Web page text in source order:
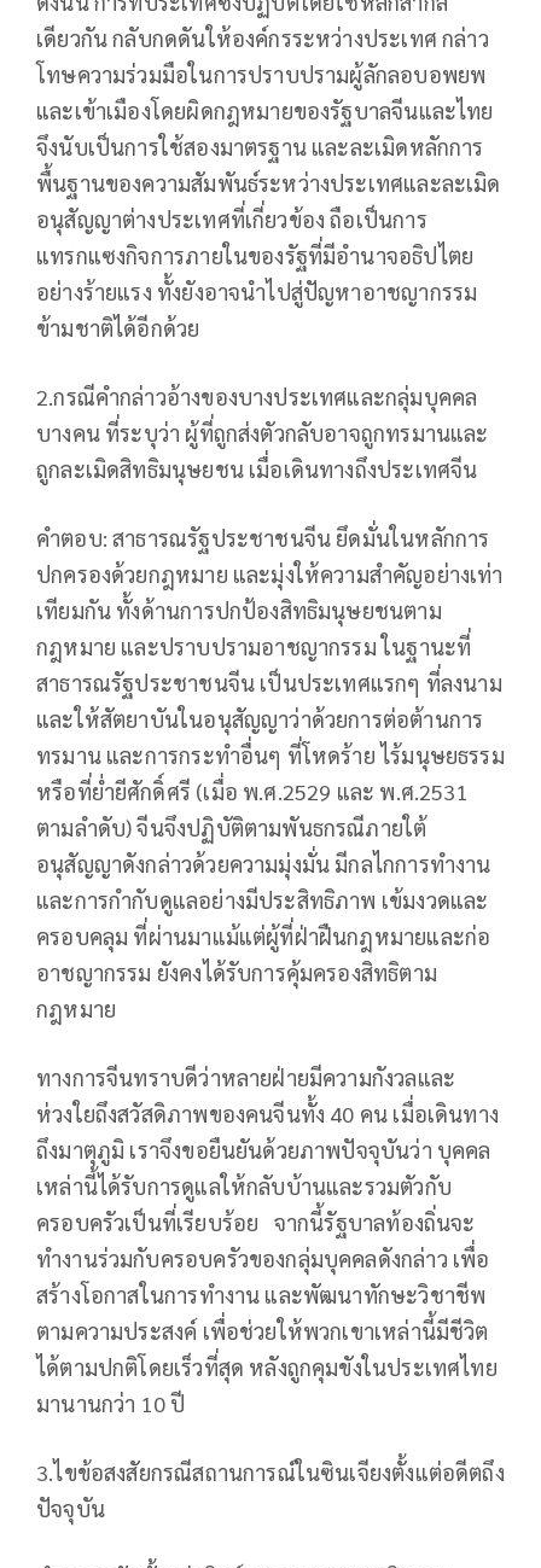
เดียวกัน กลับกดดันให้องค์กรระหว่างประเทศ กล่าว
โทษความร่วมมือในการปราบปรามผู้ลักลอบอพยพ
และเข้าเมืองโดยผิดกฎหมายของรัฐบาลจีนและไทย
จึงนับเป็นการใช้สองมาตรฐาน และละเมิดหลักการ
พื้นฐานของความสัมพันธ์ระหว่างประเทศและละเมิด
อนุสัญญาต่างประเทศที่เกี่ยวข้อง ถือเป็นการ
แทรกแซงกิจการภายในของรัฐที่มีอำนาจอธิปไตย
อย่างร้ายแรง ทั้งยังอาจนำไปสู่ปัญหาอาชญากรรม
ข้ามชาติได้อีกด้วย
2.กรณีคำกล่าวอ้างของบางประเทศและกลุ่มบุคคล
บางคน ที่ระบุว่า ผู้ที่ถูกส่งตัวกลับอาจถูกทรมานและ
ถูกละเมิดสิทธิมนุษยชน เมื่อเดินทางถึงประเทศจีน
คำตอบ: สาธารณรัฐประชาชนจีน ยึดมั่นในหลักการ
ปกครองด้วยกฎหมาย และมุ่งให้ความสำคัญอย่างเท่า
เทียมกัน ทั้งด้านการปกป้องสิทธิมนุษยชนตาม
กฎหมาย และปราบปรามอาชญากรรม ในฐานะที่
สาธารณรัฐประชาชนจีน เป็นประเทศแรกๆ ที่ลงนาม
และให้สัตยาบันในอนุสัญญาว่าด้วยการต่อต้านการ
ทรมาน และการกระทำอื่นๆ ที่โหดร้าย ไร้มนุษยธรรม
หรือที่ย่ำยีศักดิ์ศรี (เมื่อ พ.ศ.2529 และ พ.ศ.2531
ตามลำดับ) จีนจึงปฏิบัติตามพันธกรณีภายใต้
อนุสัญญาดังกล่าวด้วยความมุ่งมั่น มีกลไกการทำงาน
และการกำกับดูแลอย่างมีประสิทธิภาพ เข้มงวดและ
ครอบคลุม ที่ผ่านมาแม้แต่ผู้ที่ฝ่าฝืนกฎหมายและก่อ
อาชญากรรม ยังคงได้รับการคุ้มครองสิทธิตาม
กฎหมาย
ทางการจีนทราบดีว่าหลายฝ่ายมีความกังวลและ
ห่วงใยถึงสวัสดิภาพของคนจีนทั้ง 40 คน เมื่อเดินทาง
ถึงมาตุภูมิ เราจึงขอยืนยันด้วยภาพปัจจุบันว่า บุคคล
เหล่านี้ได้รับการดูแลให้กลับบ้านและรวมตัวกับ
ครอบครัวเป็นที่เรียบร้อย จากนี้รัฐบาลท้องถิ่นจะ
ทำงานร่วมกับครอบครัวของกลุ่มบุคคลดังกล่าว เพื่อ
สร้างโอกาสในการทำงาน และพัฒนาทักษะวิชาชีพ
ตามความประสงค์ เพื่อช่วยให้พวกเขาเหล่านี้มีชีวิต
ได้ตามปกติโดยเร็วที่สุด หลังถูกคุมขังในประเทศไทย
มานานกว่า 10 ปี
3.ไขข้อสงสัยกรณีสถานการณ์ในซินเจียงตั้งแต่อดีตถึง
ปัจจุบัน